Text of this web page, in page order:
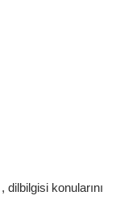
konularını